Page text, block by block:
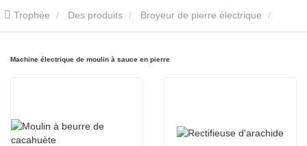
Trophée Des produits Broyeur de pierre électrique
Machine électrique de moulin à sauce en pierre